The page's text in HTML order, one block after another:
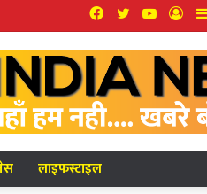
Log
In
YouTube
Twitter
Facebook
लाइफस्टाइल